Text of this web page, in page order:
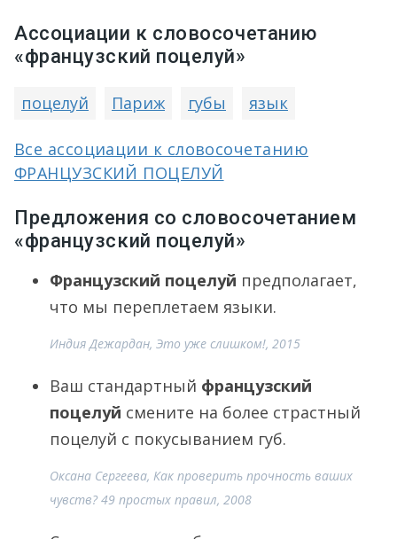
Ассоциации к словосочетанию
«французский поцелуй»
поцелуй Париж губы язык
Все ассоциации к словосочетанию
ФРАНЦУЗСКИЙ ПОЦЕЛУЙ
Предложения со словосочетанием
«французский поцелуй»
Французский поцелуй предполагает,
что мы переплетаем языки.
Индия Дежардан, Это уже слишком!, 2015
Ваш стандартный французский
поцелуй смените на более страстный
поцелуй с покусыванием губ.
Оксана Сергеева, Как проверить прочность ваших
чувств? 49 простых правил, 2008